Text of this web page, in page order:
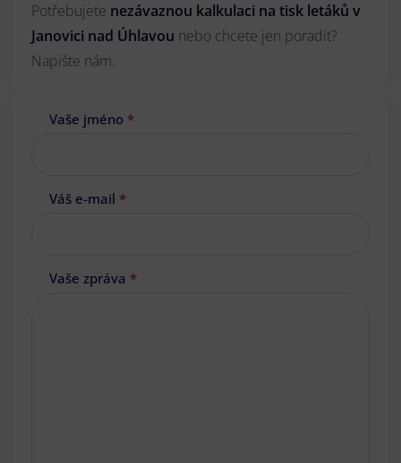
Potřebujete nezávaznou kalkulaci na tisk letáků v
Janovici nad Úhlavou nebo chcete jen poradit?
Napište nám.
Vaše jméno *
Váš e-mail *
Vaše zpráva *